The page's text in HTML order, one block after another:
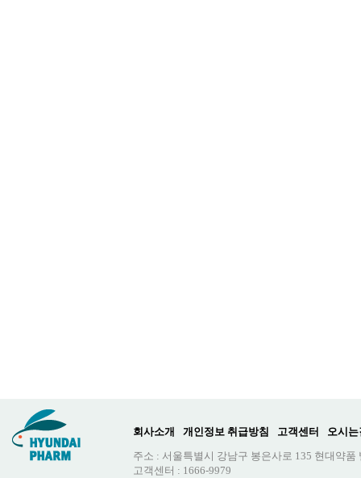
회사소개 개인정보 취급방침 고객센터
오시는
주소 : 서울특별시 강남구 봉은사로 135 현대약품
고객센터 : 1666-9979